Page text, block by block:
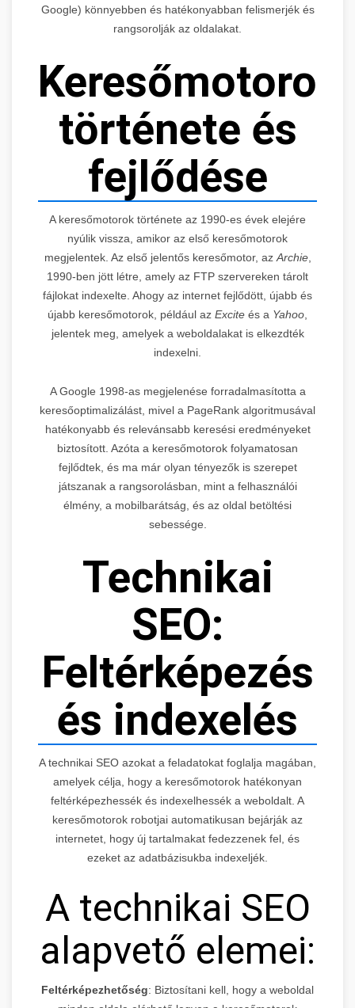
Google) könnyebben és hatékonyabban felismerjék és
rangsorolják az oldalakat.
Keresőmotorok
története és
fejlődése
A keresőmotorok története az 1990-es évek elejére
nyúlik vissza, amikor az első keresőmotorok
megjelentek. Az első jelentős keresőmotor, azArchie,
1990-ben jött létre, amely az FTP szervereken tárolt
fájlokat indexelte. Ahogy az internet fejlődött, újabb és
újabb keresőmotorok, például az Excite és a Yahoo,
jelentek meg, amelyek a weboldalakat is elkezdték
indexelni.
A Google 1998-as megjelenése forradalmasította a
keresőoptimalizálást, mivel a PageRank algoritmusával
hatékonyabb és relevánsabb keresési eredményeket
biztosított. Azóta a keresőmotorok folyamatosan
fejlődtek, és ma már olyan tényezők is szerepet
játszanak a rangsorolásban, mint a felhasználói
élmény, a mobilbarátság, és az oldal betöltési
sebessége.
Technikai
SEO:
Feltérképezés
és indexelés
A technikai SEO azokat a feladatokat foglalja magában,
amelyek célja, hogy a keresőmotorok hatékonyan
feltérképezhessék és indexelhessék a weboldalt. A
keresőmotorok robotjai automatikusan bejárják az
internetet, hogy új tartalmakat fedezzenek fel, és
ezeket az adatbázisukba indexeljék.
A technikai SEO
alapvető elemei:
Feltérképezhetőség: Biztosítani kell, hogy a weboldal